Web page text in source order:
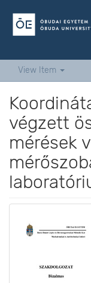
View Item
végzett
mérések